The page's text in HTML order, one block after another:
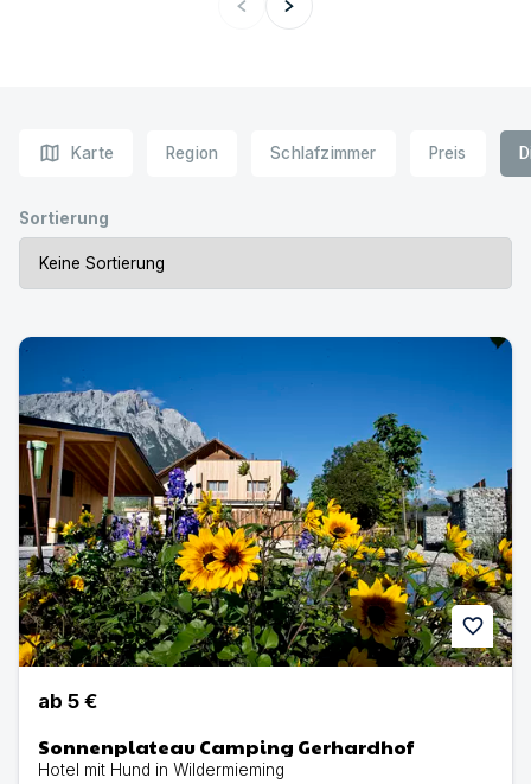
map Karte Region Schlafzimmer Preis
Sortierung
favorite
Sonnenplateau Camping Gerhardhof | Hotel mit Hund in
ab 5 €
Sonnenplateau Camping Gerhardhof
Hotel mit Hund in Wildermieming